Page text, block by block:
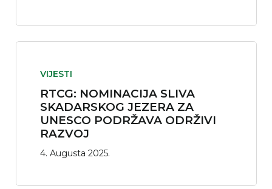
VIJESTI
RTCG: NOMINACIJA SLIVA
SKADARSKOG JEZERA ZA
UNESCO PODRŽAVA ODRŽIVI
RAZVOJ
4. Augusta 2025.